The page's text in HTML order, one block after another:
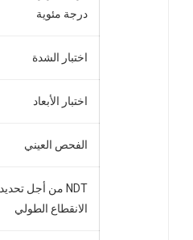
درجة مئوية
اختبار الشدة
اختبار الأبعاد
الفحص العيني
NDT من أجل تحديد
الانقطاع الطولي